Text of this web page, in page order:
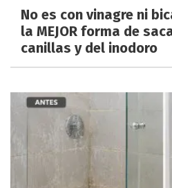
No es con vinagre ni
la MEJOR forma de
canillas y del inodoro